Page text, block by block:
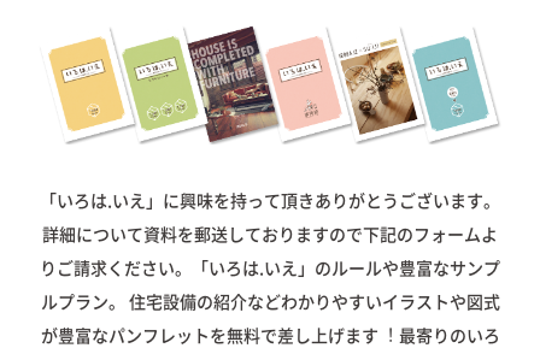
「いろは.いえ」に興味を持って頂きありがとうございます。
詳細について資料を郵送しておりますので下記のフォームよ
りご請求ください。
「いろは.いえ」のルールや豊富なサンプ
ルプラン。 住宅設備の紹介などわかりやすいイラストや図式
が豊富なパンフレットを無料で差し上げます︕ 最寄りのいろ